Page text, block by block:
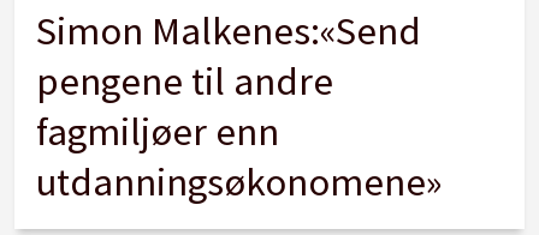
Simon Malkenes:«Send
pengene til andre
fagmiljøer enn
utdanningsøkonomene»